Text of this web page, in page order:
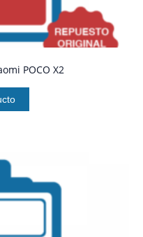
POCO X2